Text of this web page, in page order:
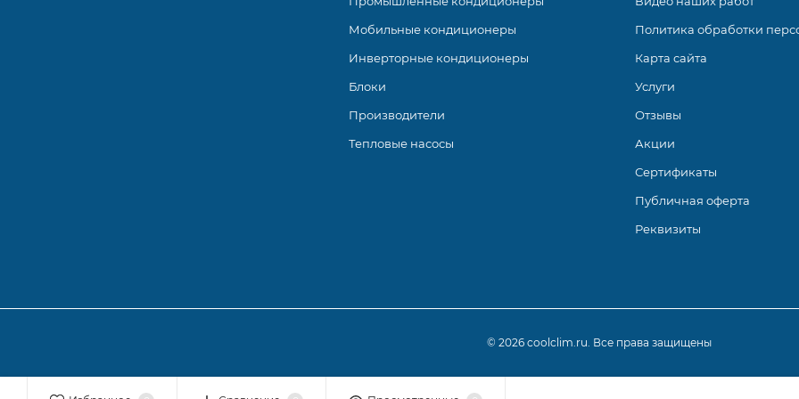
Мобильные кондиционеры
Инверторные кондиционеры
Блоки
Производители
Тепловые насосы
Политика обработки
Карта сайта
Услуги
Отзывы
Акции
Сертификаты
Публичная оферта
Реквизиты
© 2026 coolclim.ru. Все права защищены